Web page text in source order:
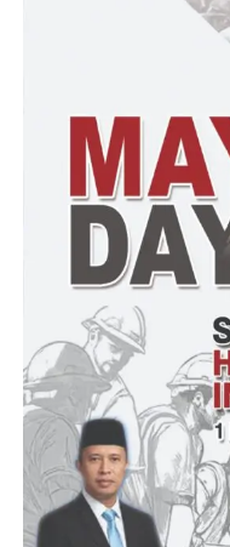
hukum yang sudah
bagaimanapun
upaya-upaya agar
menjadi proses terhadap
awasi dan kawal sebaik